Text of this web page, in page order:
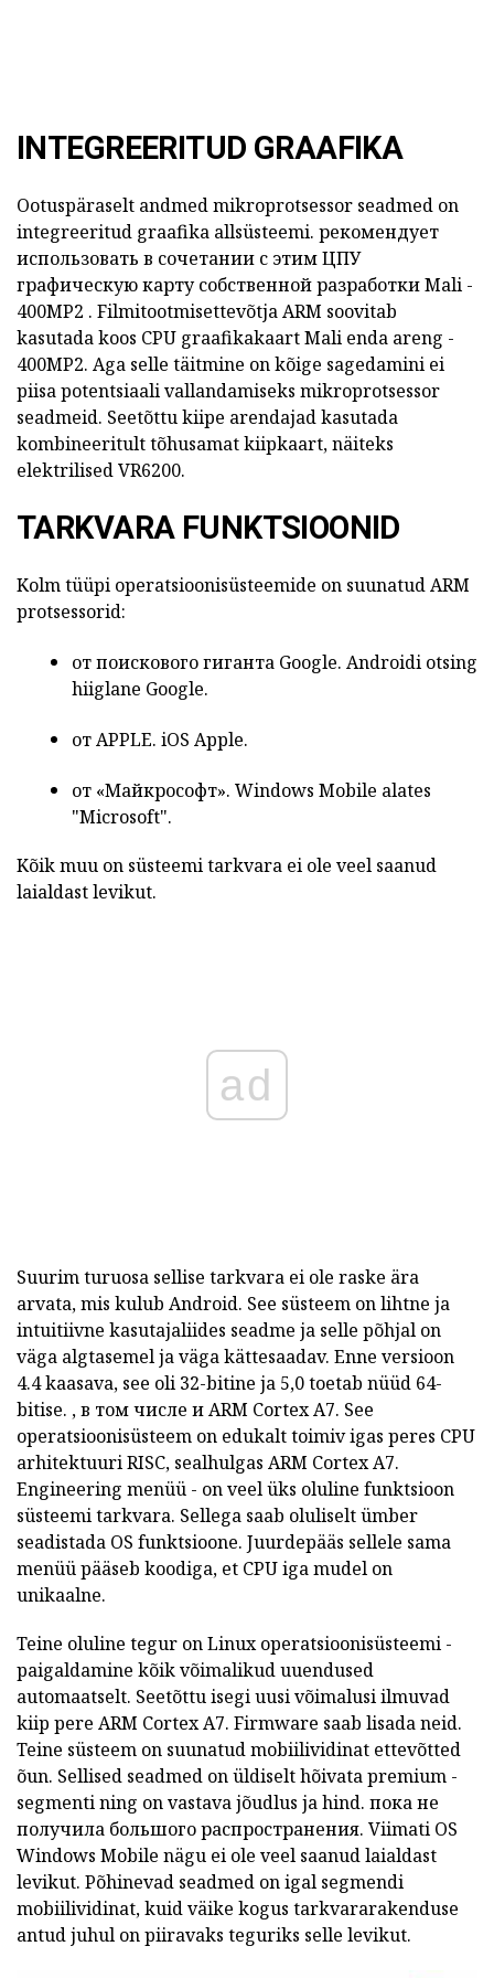
INTEGREERITUD GRAAFIKA
Ootuspäraselt andmed mikroprotsessor seadmed on
integreeritud graafika allsüsteemi. рекомендует
использовать в сочетании с этим ЦПУ
графическую карту собственной разработкиMali -
400MP2 . FilmitootmisettevõtjaARM soovitab
kasutada koos CPU graafikakaartMali enda areng -
400MP2. Aga selle täitmine on kõige sagedamini ei
piisa potentsiaali vallandamiseks mikroprotsessor
seadmeid. Seetõttu kiipe arendajad kasutada
kombineeritult tõhusamat kiipkaart, näiteks
elektrilised VR6200.
TARKVARA FUNKTSIOONID
Kolm tüüpi operatsioonisüsteemide on suunatudARM
protsessorid:
от поискового гиганта Google. Androidi otsing
hiiglane Google.
отAPPLE. iOS Apple.
от «Майкрософт». Windows Mobile alates
"Microsoft".
Kõik muu on süsteemi tarkvara ei ole veel saanud
laialdast levikut.
ad
Suurim turuosa sellise tarkvara ei ole raske ära
arvata, mis kulub Android. See süsteem on lihtne ja
intuitiivne kasutajaliides seadme ja selle põhjal on
väga algtasemel ja väga kättesaadav. Enne versioon
4.4 kaasava, see oli 32-bitine ja 5,0 toetab nüüd 64-
bitise. , в том числе и ARM Cortex A7. See
operatsioonisüsteem on edukalt toimiv igas peres CPU
arhitektuuriRISC, sealhulgas ARM Cortex A7.
Engineering menüü - on veel üks oluline funktsioon
süsteemi tarkvara. Sellega saab oluliselt ümber
seadistada OS funktsioone. Juurdepääs sellele sama
menüü pääseb koodiga, et CPU iga mudel on
unikaalne.
Teine oluline tegur on Linux operatsioonisüsteemi -
paigaldamine kõik võimalikud uuendused
automaatselt. Seetõttu isegi uusi võimalusi ilmuvad
kiip pere ARM Cortex A7. Firmware saab lisada neid.
Teine süsteem on suunatud mobiilividinat ettevõtted
õun. Sellised seadmed on üldiselt hõivata premium -
segmenti ning on vastava jõudlus ja hind. пока не
получила большого распространения. Viimati OS
Windows Mobile nägu ei ole veel saanud laialdast
levikut. Põhinevad seadmed on igal segmendi
mobiilividinat, kuid väike kogus tarkvararakenduse
antud juhul on piiravaks teguriks selle levikut.